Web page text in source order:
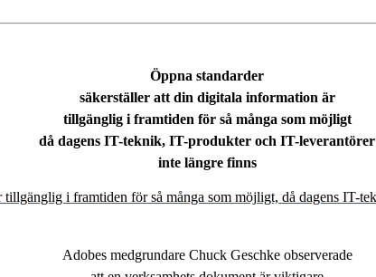
Öppna standarder
säkerställer att din digitala information är
tillgänglig i framtiden för så många som möjligt
då dagens IT-teknik, IT-produkter och IT-leverantörer
inte längre finns
Adobes medgrundare Chuck Geschke observerade